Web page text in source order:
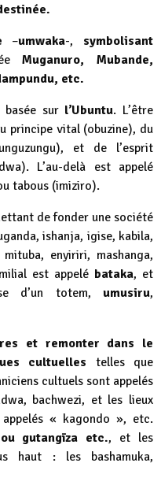
–umwaka-, symbolisant
Muganuro, Mubande,
etc.
sur l’Ubuntu. L’être
principe vital (obuzine), du
et de l’esprit
L’au-delà est appelé
tabous (imiziro).
de fonder une société
ishanja, igise, kabila,
enyiriri, mashanga,
est appelé bataka, et
d’un totem, umusiru,
et remonter dans le
cultuelles telles que
cultuels sont appelés
bachwezi, et les lieux
« kagondo », etc.
gutangīza etc., et les
haut : les bashamuka,